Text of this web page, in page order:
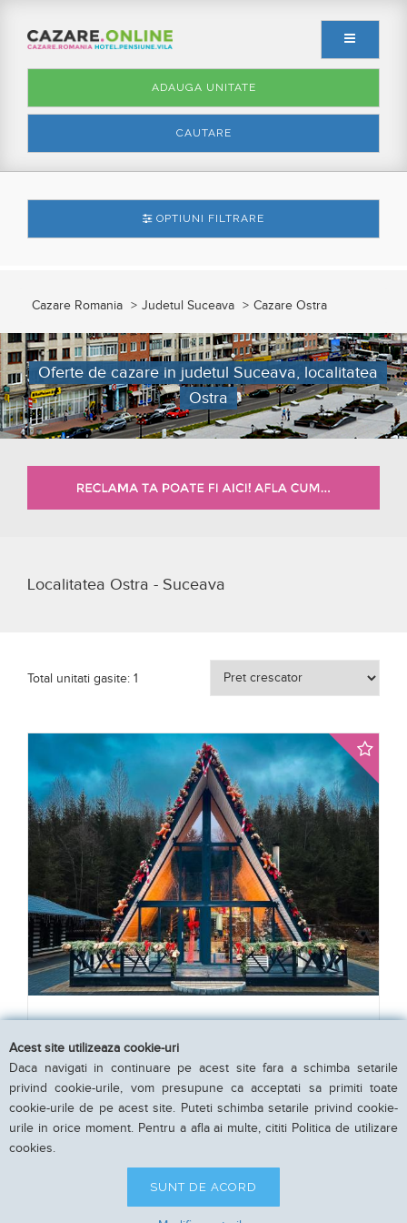
Acest site utilizeaza cookie-uri
Daca navigati in continuare pe acest site fara a schimba setarile
privind cookie-urile, vom presupune ca acceptati sa primiti toate
cookie-urile de pe acest site. Puteti schimba setarile privind cookie-
urile in orice moment. Pentru a afla ai multe, cititi Politica de utilizare
cookies.
SUNT DE ACORD
CAUTARE
ADAUGA UNITATE
OPTIUNI FILTRARE
Cazare Romania Judetul Suceava Cazare Ostra
Oferte de cazare in judetul Suceava, localitatea
Ostra
Localitatea Ostra - Suceava
Total unitati gasite: 1
6 camere pentru 12 persoane
de la